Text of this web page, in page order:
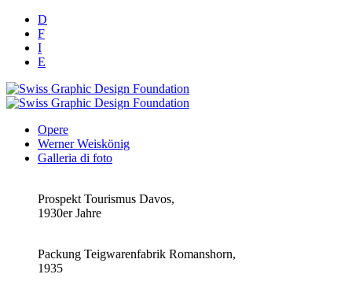
D
F
I
E
Opere
Werner Weiskönig
Galleria di foto
Prospekt Tourismus Davos,
1930er Jahre
Packung Teigwarenfabrik Romanshorn,
1935